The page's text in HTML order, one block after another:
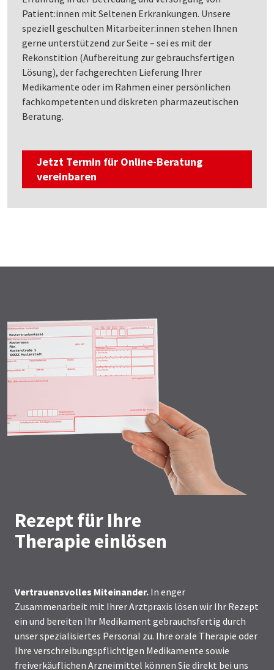
Patient:innen mit Seltenen Erkrankungen. Unsere
speziell geschulten Mitarbeiter:innen stehen Ihnen
gerne unterstützend zur Seite – sei es mit der
Rekonstition (Aufbereitung zur gebrauchsfertigen
Lösung), der fachgerechten Lieferung Ihrer
Medikamente oder im Rahmen einer persönlichen
fachkompetenten und diskreten pharmazeutischen
Beratung.
Jetzt Termin für Online-Beratung
vereinbaren
Rezept für Ihre
Therapie einlösen
Vertrauensvolles Miteinander. In enger
Zusammenarbeit mit Ihrer Arztpraxis lösen wir Ihr Rezept
ein und bereiten Ihr Medikament gebrauchsfertig durch
unser spezialisiertes Personal zu. Ihre orale Therapie oder
Ihre verschreibungspflichtigen Medikamente sowie
freiverkäuflichen Arzneimittel können Sie direkt bei uns